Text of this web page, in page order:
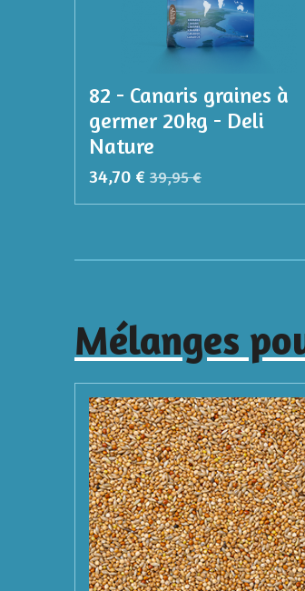
82 - Canaris graines à
germer 20kg - Deli
Nature
34,70 € 39,95 €
Mélanges